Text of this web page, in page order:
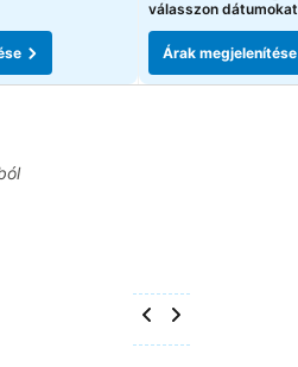
válasszon dátumokat
Árak megjelenítése